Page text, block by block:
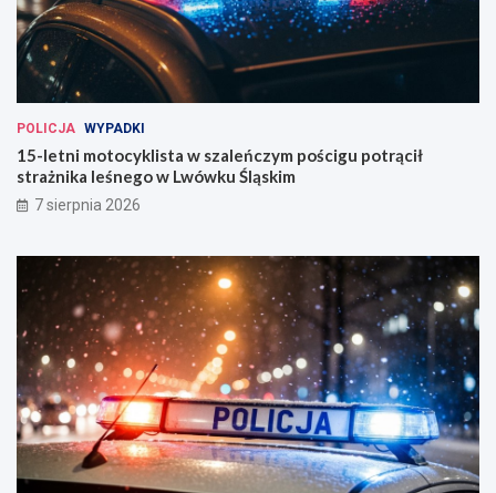
POLICJA WYPADKI
15-letni motocyklista w szaleńczym pościgu potrącił
strażnika leśnego w Lwówku Śląskim
7 sierpnia 2026